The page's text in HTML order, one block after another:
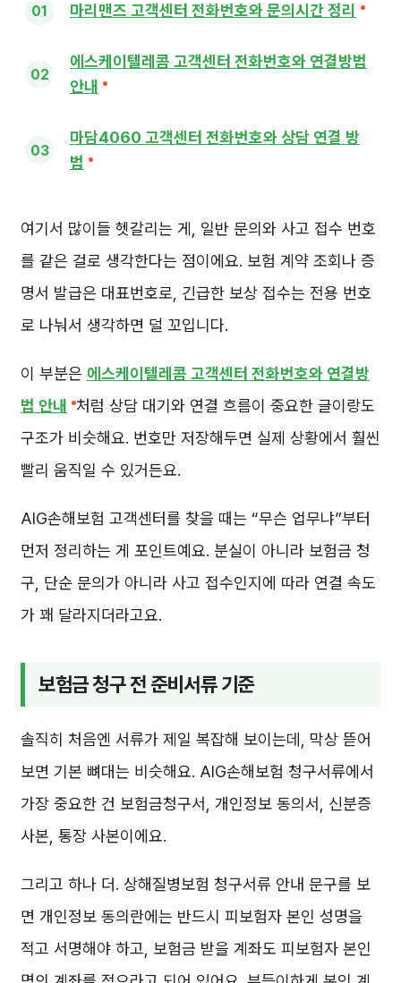
마리맨즈 고객센터 전화번호와 문의시간 정리
에스케이텔레콤 고객센터 전화번호와 연결방법
안내
마담4060 고객센터 전화번호와 상담 연결 방
법
여기서 많이들 헷갈리는 게, 일반 문의와 사고 접수 번호
를 같은 걸로 생각한다는 점이에요. 보험 계약 조회나 증
명서 발급은 대표번호로, 긴급한 보상 접수는 전용 번호
로 나눠서 생각하면 덜 꼬입니다.
이 부분은 에스케이텔레콤 고객센터 전화번호와 연결방
법 안내
처럼 상담 대기와 연결 흐름이 중요한 글이랑도
구조가 비슷해요. 번호만 저장해두면 실제 상황에서 훨씬
빨리 움직일 수 있거든요.
AIG손해보험 고객센터를 찾을 때는 “무슨 업무냐”부터
먼저 정리하는 게 포인트예요. 분실이 아니라 보험금 청
구, 단순 문의가 아니라 사고 접수인지에 따라 연결 속도
가 꽤 달라지더라고요.
보험금 청구 전 준비서류 기준
솔직히 처음엔 서류가 제일 복잡해 보이는데, 막상 뜯어
보면 기본 뼈대는 비슷해요. AIG손해보험 청구서류에서
가장 중요한 건 보험금청구서, 개인정보 동의서, 신분증
사본, 통장 사본이에요.
그리고 하나 더. 상해질병보험 청구서류 안내 문구를 보
면 개인정보 동의란에는 반드시 피보험자 본인 성명을
적고 서명해야 하고, 보험금 받을 계좌도 피보험자 본인